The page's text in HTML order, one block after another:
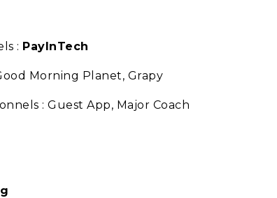
: PayInTech
Morning Planet, Grapy
: Guest App, Major Coach